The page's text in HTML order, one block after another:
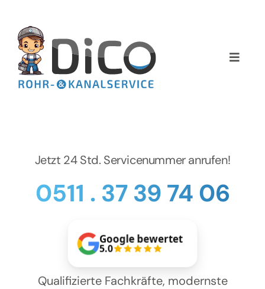
springen
Toggle
Home
Services
Preise
NEWS
Kontakt
Jetzt 24 Std. Servicenummer anrufen!
0511 . 37 39 74 06
Google bewertet
5.0
Qualifizierte Fachkräfte, modernste